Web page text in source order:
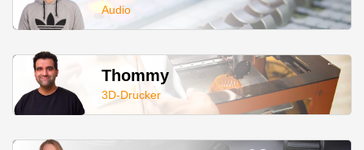
Audio
Thommy
3D-Drucker